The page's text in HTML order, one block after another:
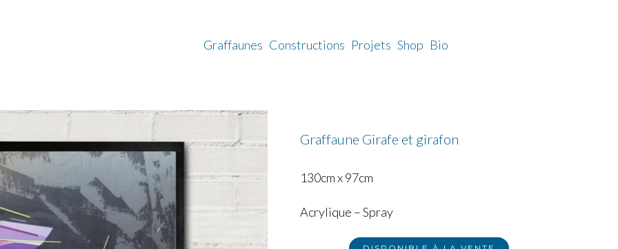
Graffaunes Constructions Projets Shop Bio
Graffaune Girafe et girafon
130cm x 97cm
Acrylique – Spray